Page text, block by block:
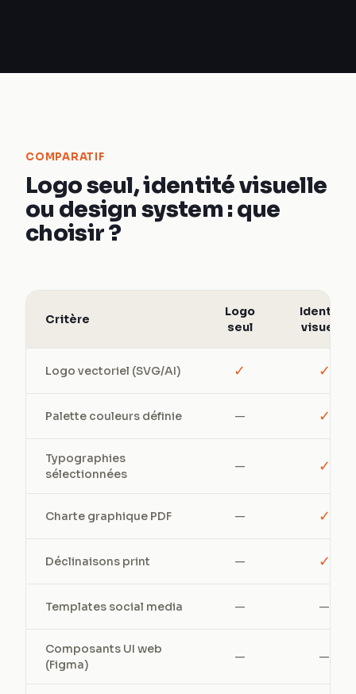
COMPARATIF
Logo seul, identité visuelle
ou design system : que
choisir ?
Critère
Logo
seul
Identité
visuelle
Logo vectoriel (SVG/AI) ✓ ✓
Palette couleurs définie — ✓
Typographies
sélectionnées
— ✓
Charte graphique PDF — ✓
Déclinaisons print — ✓
Templates social media — —
Composants UI web
(Figma)
— —